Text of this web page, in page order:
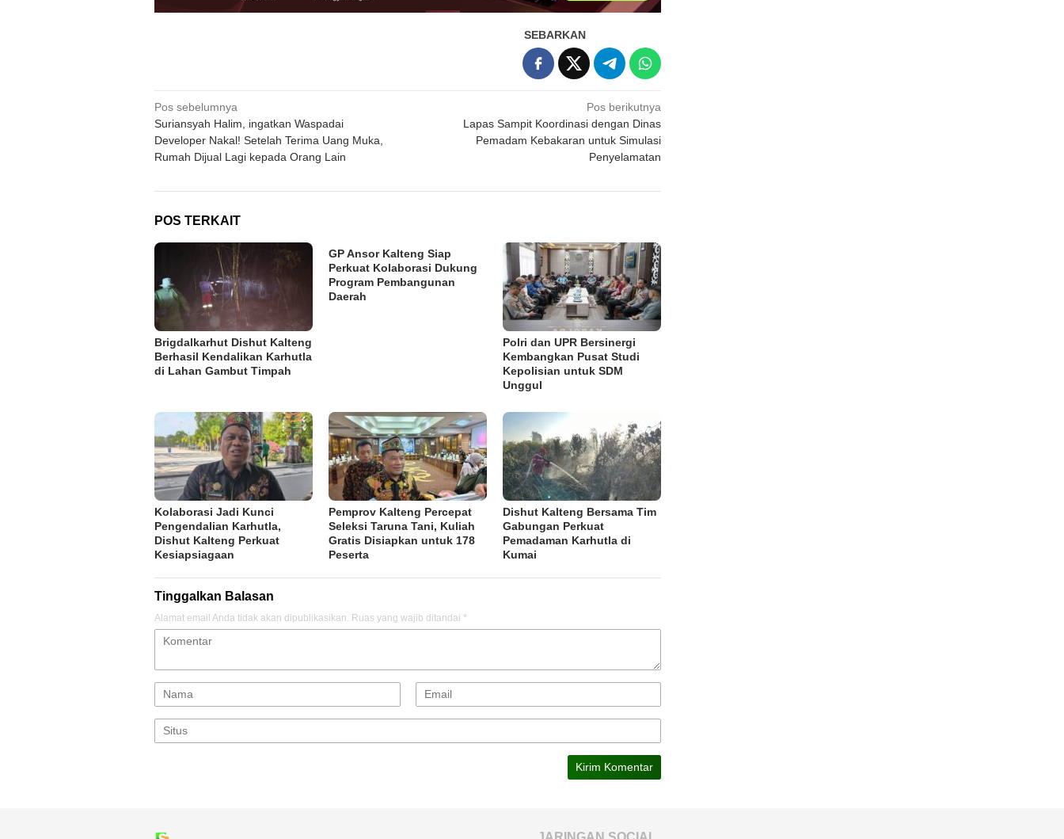
SEBARKAN
Navigasi
pos
Pos sebelumnya
Suriansyah Halim, ingatkan Waspadai
Developer Nakal! Setelah Terima Uang Muka,
Rumah Dijual Lagi kepada Orang Lain
Pos berikutnya
Lapas Sampit Koordinasi dengan Dinas
Pemadam Kebakaran untuk Simulasi
Penyelamatan
POS TERKAIT
Brigdalkarhut Dishut Kalteng
Berhasil Kendalikan Karhutla
di Lahan Gambut Timpah
GP Ansor Kalteng Siap
Perkuat Kolaborasi Dukung
Program Pembangunan
Daerah
Polri dan UPR Bersinergi
Kembangkan Pusat Studi
Kepolisian untuk SDM
Unggul
Kolaborasi Jadi Kunci
Pengendalian Karhutla,
Dishut Kalteng Perkuat
Kesiapsiagaan
Pemprov Kalteng Percepat
Seleksi Taruna Tani, Kuliah
Gratis Disiapkan untuk 178
Peserta
Dishut Kalteng Bersama Tim
Gabungan Perkuat
Pemadaman Karhutla di
Kumai
Tinggalkan Balasan
Alamat email Anda tidak akan dipublikasikan. Ruas yang wajib ditandai *